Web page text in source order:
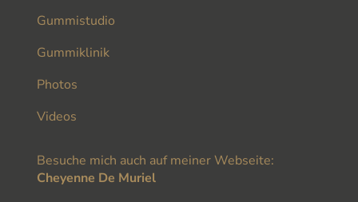
Gummistudio
Gummiklinik
Photos
Videos
Besuche mich auch auf meiner Webseite:
Cheyenne De Muriel